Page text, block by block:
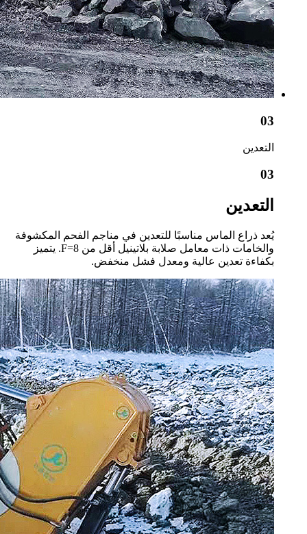
03
التعدين
03
التعدين
يُعد ذراع الماس مناسبًا للتعدين في مناجم الفحم المكشوفة
والخامات ذات معامل صلابة بلاتينيل أقل من F=8. يتميز
بكفاءة تعدين عالية ومعدل فشل منخفض.